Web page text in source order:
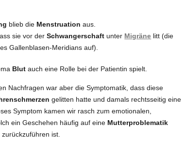
blieb die Menstruation aus.
sie vor derSchwangerschaft unter Migräne litt (die
Gallenblasen-Meridians auf).
Blut auch eine Rolle bei der Patientin spielt.
Nachfragen war aber die Symptomatik, dass diese
gelitten hatte und damals rechtsseitig eine
Symptom kamen wir rasch zum emotionalen,
ein Geschehen häufig auf eine Mutterproblematik
zurückzuführen ist.